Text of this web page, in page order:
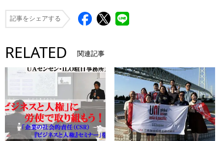
記事をシェアする
RELATED 関連記事